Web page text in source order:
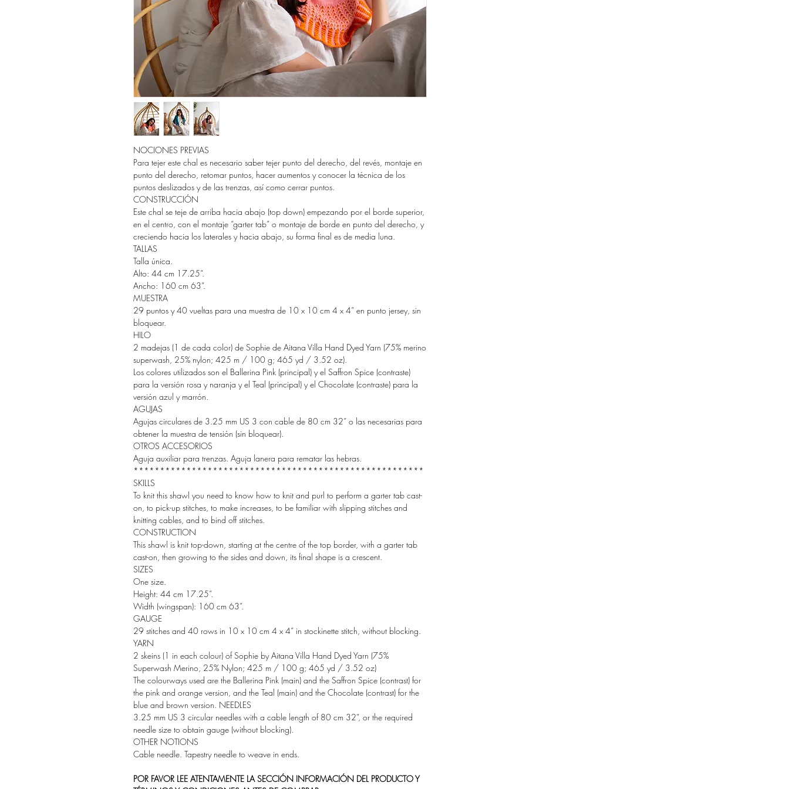
NOCIONES PREVIAS
Para tejer este chal es necesario saber tejer punto del derecho, del revés, montaje en
punto del derecho, retomar puntos, hacer aumentos y conocer la técnica de los
puntos deslizados y de las trenzas, así como cerrar puntos.
CONSTRUCCIÓN
Este chal se teje de arriba hacia abajo (top down) empezando por el borde superior,
en el centro, con el montaje “garter tab” o montaje de borde en punto del derecho, y
creciendo hacia los laterales y hacia abajo, su forma final es de media luna.
TALLAS
Talla única.
Alto: 44 cm 17.25”.
Ancho: 160 cm 63”.
MUESTRA
29 puntos y 40 vueltas para una muestra de 10 x 10 cm 4 x 4” en punto jersey, sin
bloquear.
HILO
2 madejas (1 de cada color) de Sophie de Aitana Villa Hand Dyed Yarn (75% merino
superwash, 25% nylon; 425 m / 100 g; 465 yd / 3.52 oz).
Los colores utilizados son el Ballerina Pink (principal) y el Saffron Spice (contraste)
para la versión rosa y naranja y el Teal (principal) y el Chocolate (contraste) para la
versión azul y marrón.
AGUJAS
Agujas circulares de 3.25 mm US 3 con cable de 80 cm 32” o las necesarias para
obtener la muestra de tensión (sin bloquear).
OTROS ACCESORIOS
Aguja auxiliar para trenzas. Aguja lanera para rematar las hebras.
*******************************************************
SKILLS
To knit this shawl you need to know how to knit and purl to perform a garter tab cast-
on, to pick-up stitches, to make increases, to be familiar with slipping stitches and
knitting cables, and to bind off stitches.
CONSTRUCTION
This shawl is knit top-down, starting at the centre of the top border, with a garter tab
cast-on, then growing to the sides and down, its final shape is a crescent.
SIZES
One size.
Height: 44 cm 17.25”.
Width (wingspan): 160 cm 63”.
GAUGE
29 stitches and 40 rows in 10 x 10 cm 4 x 4” in stockinette stitch, without blocking.
YARN
2 skeins (1 in each colour) of Sophie by Aitana Villa Hand Dyed Yarn (75%
Superwash Merino, 25% Nylon; 425 m / 100 g; 465 yd / 3.52 oz)
The colourways used are the Ballerina Pink (main) and the Saffron Spice (contrast) for
the pink and orange version, and the Teal (main) and the Chocolate (contrast) for the
blue and brown version. NEEDLES
3.25 mm US 3 circular needles with a cable length of 80 cm 32”, or the required
needle size to obtain gauge (without blocking).
OTHER NOTIONS
Cable needle. Tapestry needle to weave in ends.
POR FAVOR LEE ATENTAMENTE LA SECCIÓN INFORMACIÓN DEL PRODUCTO Y